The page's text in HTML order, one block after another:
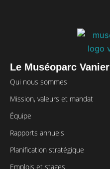
Le Muséoparc Vanier
Qui nous sommes
Mission, valeurs et mandat
Équipe
Rapports annuels
Planification stratégique
Emplois et stages